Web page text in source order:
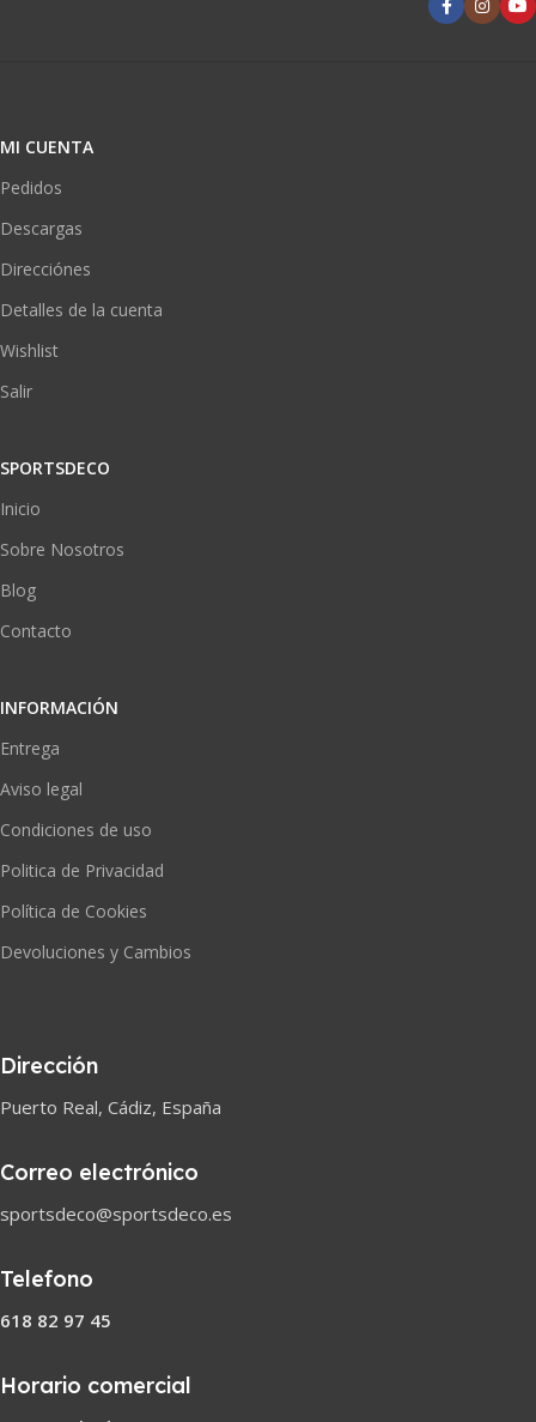
MI CUENTA
Pedidos
Descargas
Direcciónes
Detalles de la cuenta
Wishlist
Salir
SPORTSDECO
Inicio
Sobre Nosotros
Blog
Contacto
INFORMACIÓN
Entrega
Aviso legal
Condiciones de uso
Politica de Privacidad
Política de Cookies
Devoluciones y Cambios
Dirección
Puerto Real, Cádiz, España
Correo electrónico
sportsdeco@sportsdeco.es
Telefono
618 82 97 45
Horario comercial